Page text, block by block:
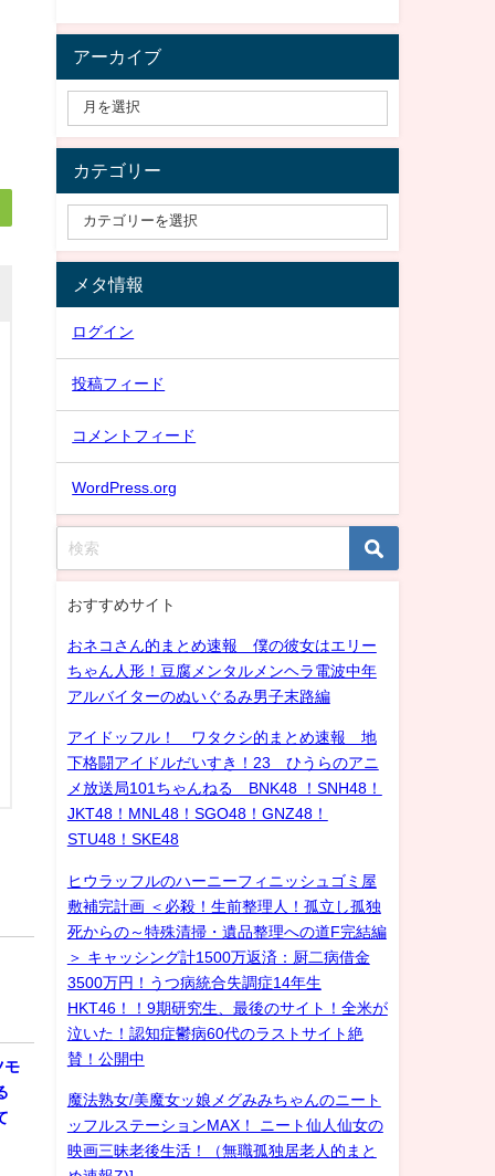
モ
アーカイブ
カテゴリー
メタ情報
ログイン
投稿フィード
コメントフィード
WordPress.org
おすすめサイト
おネコさん的まとめ速報 僕の彼女はエリー
ちゃん人形！豆腐メンタルメンヘラ電波中年
アルバイターのぬいぐるみ男子末路編
アイドッフル！ ワタクシ的まとめ速報 地
下格闘アイドルだいすき！23 ひうらのアニ
メ放送局101ちゃんねる BNK48 ！SNH48！
JKT48！MNL48！SGO48！GNZ48！
STU48！SKE48
ヒウラッフルのハーニーフィニッシュゴミ屋
敷補完計画 ＜必殺！生前整理人！孤立し孤独
死からの～特殊清掃・遺品整理への道F完結編
＞ キャッシング計1500万返済：厨二病借金
3500万円！うつ病統合失調症14年生
HKT46！！9期研究生、最後のサイト！全米が
泣いた！認知症鬱病60代のラストサイト絶
賛！公開中
魔法熟女/美魔女ッ娘メグみみちゃんのニート
ッフルステーションMAX！ ニート仙人仙女の
映画三昧老後生活！（無職孤独居老人的まと